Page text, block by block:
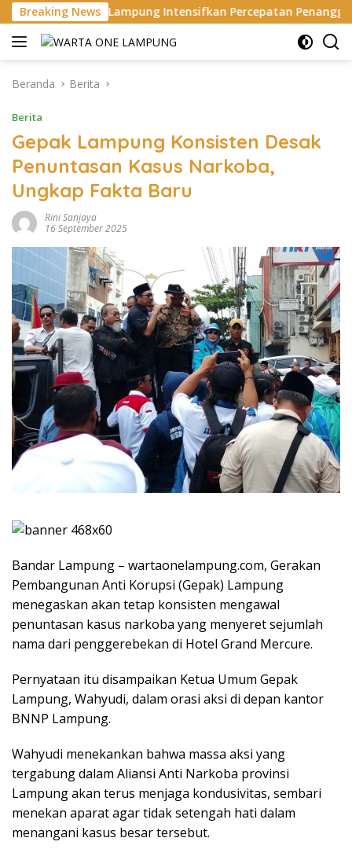
Langsung
ke
konten
Breaking News
Intensifkan Percepatan Penanggulangan Tuberkulosis
Beranda Berita
Berita
Gepak Lampung Konsisten Desak
Penuntasan Kasus Narkoba,
Ungkap Fakta Baru
Rini Sanjaya
16 September 2025
Bandar Lampung – wartaonelampung.com, Gerakan
Pembangunan Anti Korupsi (Gepak) Lampung
menegaskan akan tetap konsisten mengawal
penuntasan kasus narkoba yang menyeret sejumlah
nama dari penggerebekan di Hotel Grand Mercure.
Pernyataan itu disampaikan Ketua Umum Gepak
Lampung, Wahyudi, dalam orasi aksi di depan kantor
BNNP Lampung.
Wahyudi menekankan bahwa massa aksi yang
tergabung dalam Aliansi Anti Narkoba provinsi
Lampung akan terus menjaga kondusivitas, sembari
menekan aparat agar tidak setengah hati dalam
menangani kasus besar tersebut.